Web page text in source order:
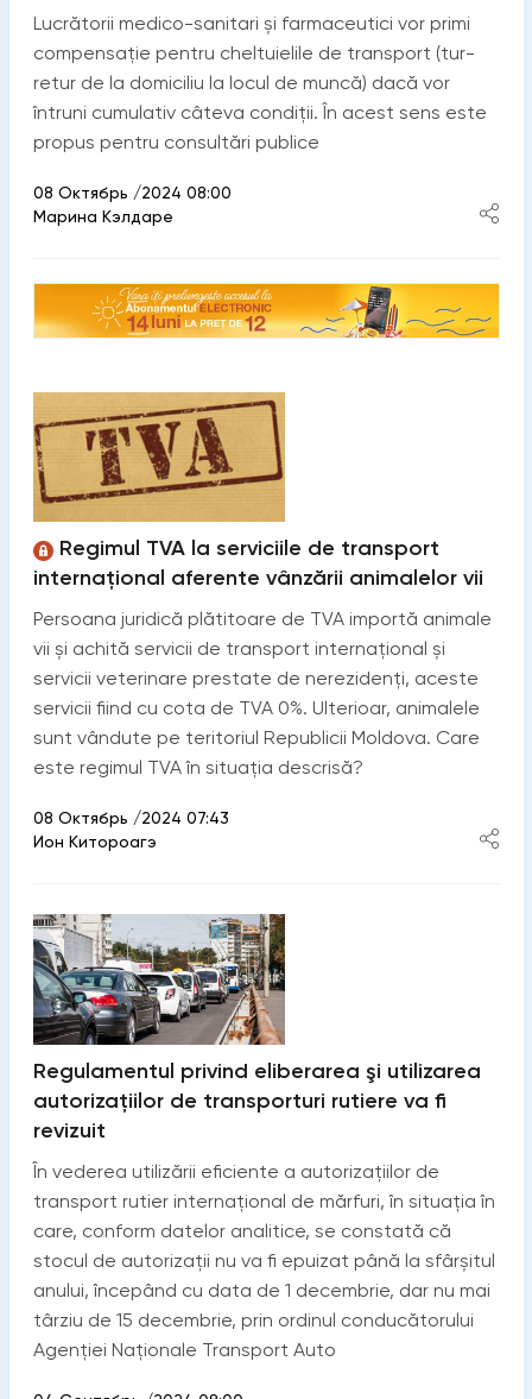
Lucrătorii medico-sanitari și farmaceutici vor primi
compensație pentru cheltuielile de transport (tur-
retur de la domiciliu la locul de muncă) dacă vor
întruni cumulativ câteva condiții. În acest sens este
propus pentru consultări publice
08 Октябрь /2024 08:00
Марина Кэлдаре
Regimul TVA la serviciile de transport
internațional aferente vânzării animalelor vii
Persoana juridică plătitoare de TVA importă animale
vii și achită servicii de transport internațional și
servicii veterinare prestate de nerezidenți, aceste
servicii fiind cu cota de TVA 0%. Ulterioar, animalele
sunt vândute pe teritoriul Republicii Moldova. Care
este regimul TVA în situația descrisă?
08 Октябрь /2024 07:43
Ион Китороагэ
Regulamentul privind eliberarea şi utilizarea
autorizațiilor de transporturi rutiere va fi
revizuit
În vederea utilizării eficiente a autorizațiilor de
transport rutier internațional de mărfuri, în situația în
care, conform datelor analitice, se constată că
stocul de autorizații nu va fi epuizat până la sfârșitul
anului, începând cu data de 1 decembrie, dar nu mai
târziu de 15 decembrie, prin ordinul conducătorului
Agenției Naționale Transport Auto